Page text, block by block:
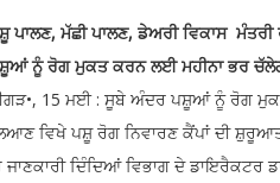
ਪਾਲਣ, ਮੱਛੀ ਪਾਲਣ, ਡੇਅਰੀ ਵਿਕਾਸ
ਨੂੰ ਰੋਗ ਮੁਕਤ ਕਰਨ ਲਈ ਮਹੀਨਾ ਭਰ
15 ਮਈ : ਸੂਬੇ ਅੰਦਰ ਪਸ਼ੂਆਂ ਨੂੰ ਰੋਗ
ਵਿਖੇ ਪਸ਼ੂ ਰੋਗ ਨਿਵਾਰਣ ਕੈਂਪਾਂ ਦੀ
ਦਿੰਦਿਆਂ ਵਿਭਾਗ ਦੇ ਡਾਇਰੈਕਟਰ